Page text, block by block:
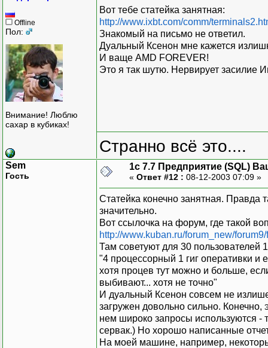
Offline
Пол:
Внимание! Люблю
сахар в кубиках!
Вот тебе статейка занятная:
http://www.ixbt.com/comm/
Знакомый на письмо не ответил.
Дуальный Ксенон мне кажется
И ваще AMD FOREVER!
Это я так шутю. Нервирует засилие
Странно всё это....
Sem
Гость
1с 7.7 Предприятие (SQL)
« Ответ #12 : 08-12-2003 07:09 »
Статейка конечно занятная. Правда
значительно.
Вот ссылочка на форум, где такой
http://www.kuban.ru/forum_new/
Там советуют для 30 пользователей
"4 процессорный 1 гиг оперативки и
хотя процев тут можно и больше,
выбивают... хотя не точно"
И дуальный Ксенон совсем не
загружен довольно сильно. Конечно,
нем широко запросы используются -
сервак.) Но хорошо написанные
На моей машине, например,